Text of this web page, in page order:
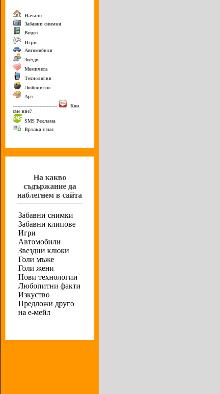
Начало
Забавни снимки
Видео
Игри
Автомобили
Звезди
Момичета
Технологии
Любопитно
Арт
------------------------------
Кои
сме ние?
SMS Реклама
Връзка с нас
На какво
съдържание да
наблегнем в сайта
Забавни снимки
Забавни клипове
Игри
Автомобили
Звездни клюки
Голи мъже
Голи жени
Нови технологии
Любопитни факти
Изкуство
Предложи друго
на е-мейл